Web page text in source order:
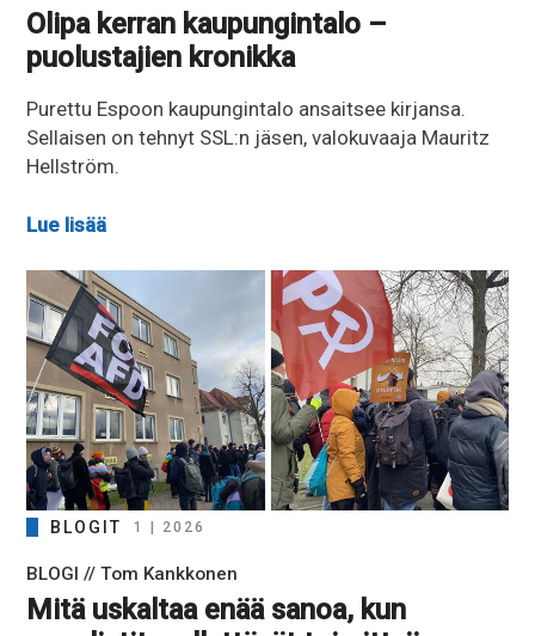
Olipa kerran kaupungintalo –
puolustajien kronikka
Purettu Espoon kaupungintalo ansaitsee kirjansa.
Sellaisen on tehnyt SSL:n jäsen, valokuvaaja Mauritz
Hellström.
Lue lisää
BLOGIT 1 | 2026
BLOGI // Tom Kankkonen
Mitä uskaltaa enää sanoa, kun